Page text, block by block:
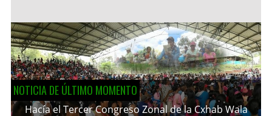
NOTICIA DE ÚLTIMO MOMENTO
Hacía el Tercer Congreso Zonal de la Cxhab Wala